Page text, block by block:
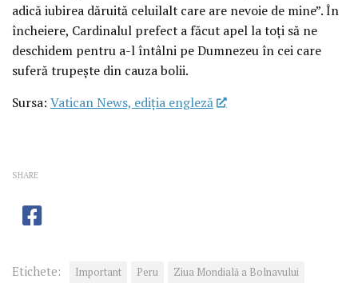
adică iubirea dăruită celuilalt care are nevoie de mine”. În
încheiere, Cardinalul prefect a făcut apel la toți să ne
deschidem pentru a-l întâlni pe Dumnezeu în cei care
suferă trupește din cauza bolii.
Sursa: Vatican News, ediția engleză
SHARE
Etichete: Important Peru Ziua Mondială a Bolnavului